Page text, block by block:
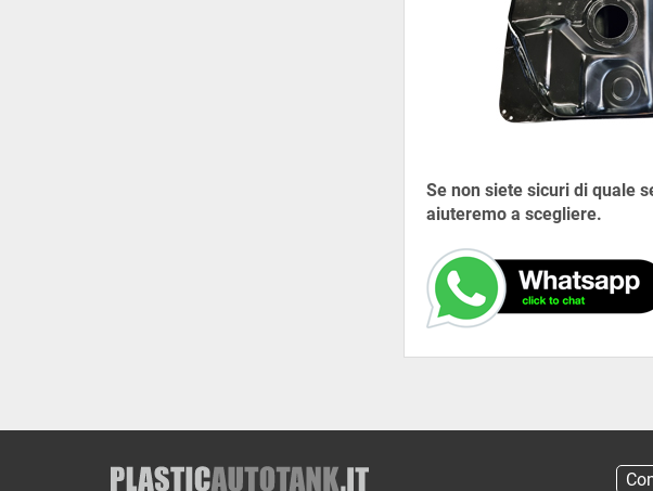
Se non siete sicuri di quale
aiuteremo a scegliere.